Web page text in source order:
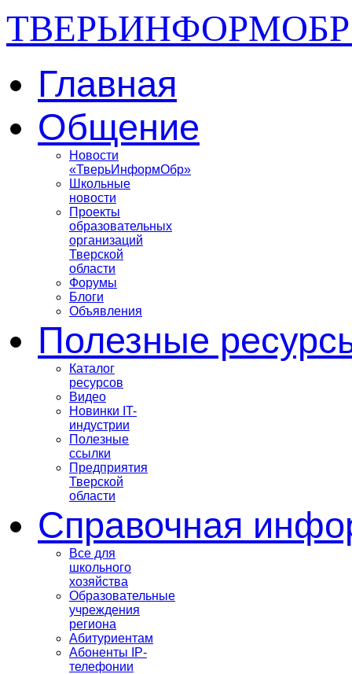
ТВЕРЬИНФОРМОБР
Главная
Общение
Новости
«ТверьИнформОбр»
Школьные
новости
Проекты
образовательных
организаций
Тверской
области
Форумы
Блоги
Объявления
Полезные
Каталог
ресурсов
Видео
Новинки IT-
индустрии
Полезные
ссылки
Предприятия
Тверской
области
Справочная
Все для
школьного
хозяйства
Образовательные
учреждения
региона
Абитуриентам
Абоненты IP-
телефонии